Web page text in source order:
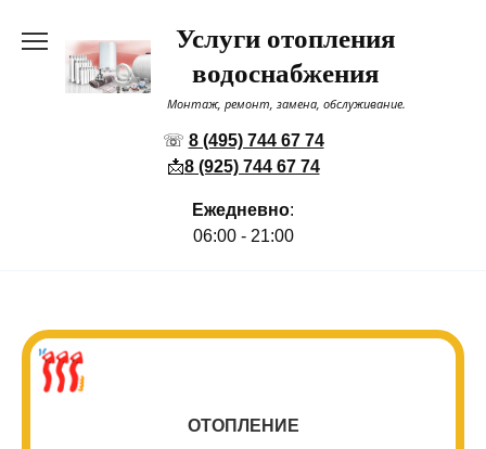
содержанию
Услуги отопления
водоснабжения
Монтаж, ремонт, замена, обслуживание.
☏ 8 (495) 744 67 74
📩8 (925) 744 67 74
Ежедневно:
06:00 - 21:00
ОТОПЛЕНИЕ